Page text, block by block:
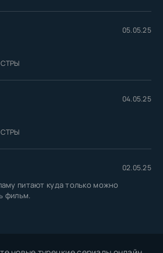
05.05.25
04.05.25
02.05.25
питают куда только можно
фильм.